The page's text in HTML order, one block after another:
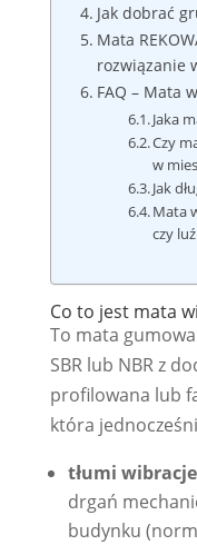
Jak dobrać
Mata
rozwiązanie
FAQ – Mata
Jaka
Czy
w
Jak
Mata
czy
Co to jest mata
To mata
SBR lub NBR z
profilowana lub
która
tłumi wibracje
drgań
budynku